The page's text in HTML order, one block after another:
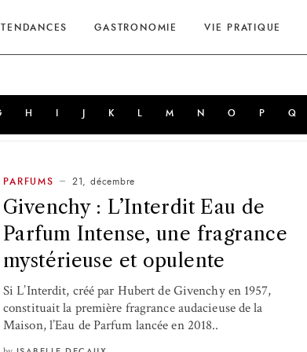
TENDANCES GASTRONOMIE VIE PRATIQUE
H K M N O P Q
PARFUMS 21, décembre
Givenchy : L’Interdit Eau de
Parfum Intense, une fragrance
mystérieuse et opulente
Si L’Interdit, créé par Hubert de Givenchy en 1957,
constituait la première fragrance audacieuse de la
Maison, l’Eau de Parfum lancée en 2018..